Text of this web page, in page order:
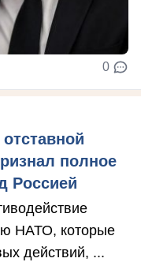
0
полное
Россией
НАТО, которые
действий, ...